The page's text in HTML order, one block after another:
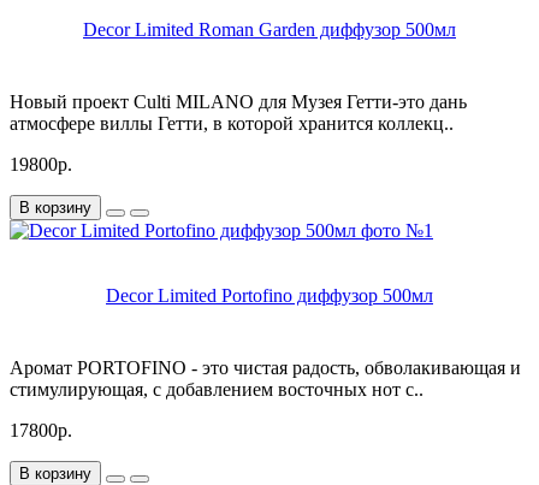
Decor Limited Roman Garden диффузор 500мл
Новый проект Culti MILANO для Музея Гетти-это дань
атмосфере виллы Гетти, в которой хранится коллекц..
19800р.
В корзину
Decor Limited Portofino диффузор 500мл
Аромат PORTOFINO - это чистая радость, обволакивающая и
стимулирующая, с добавлением восточных нот с..
17800р.
В корзину